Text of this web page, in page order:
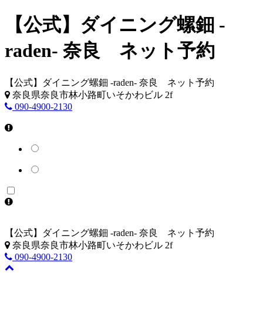
【公式】ダイニング螺鈿 -
raden- 奈良 ネット予約
【公式】ダイニング螺鈿 -raden- 奈良 ネット予約
奈良県奈良市林小路町いそかわビル 2f
090-4900-2130
【公式】ダイニング螺鈿 -raden- 奈良 ネット予約
奈良県奈良市林小路町いそかわビル 2f
090-4900-2130